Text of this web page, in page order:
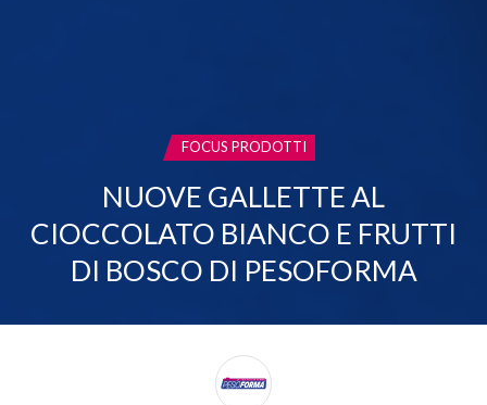
CATEGORIA:
FOCUS PRODOTTI
NUOVE GALLETTE AL
CIOCCOLATO BIANCO E FRUTTI
DI BOSCO DI PESOFORMA